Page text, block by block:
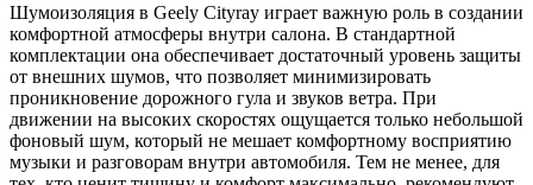
Шумоизоляция в Geely Cityray играет важную роль в создании
комфортной атмосферы внутри салона. В стандартной
комплектации она обеспечивает достаточный уровень защиты
от внешних шумов, что позволяет минимизировать
проникновение дорожного гула и звуков ветра. При
движении на высоких скоростях ощущается только небольшой
фоновый шум, который не мешает комфортному восприятию
музыки и разговорам внутри автомобиля. Тем не менее, для